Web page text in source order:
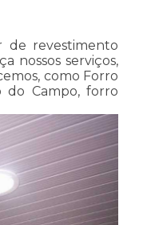
de revestimento
nossos serviços,
como Forro
do Campo, forro